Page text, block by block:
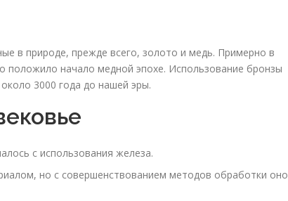
в природе, прежде всего, золото и медь. Примерно в
положило начало медной эпохе. Использование бронзы
3000 года до нашей эры.
с использования железа.
но с совершенствованием методов обработки оно